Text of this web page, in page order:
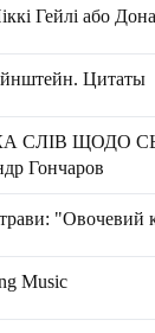
Гейлі або
Цитаты
СЛІВ ЩОДО
Гончаров
"Овочевий
Music